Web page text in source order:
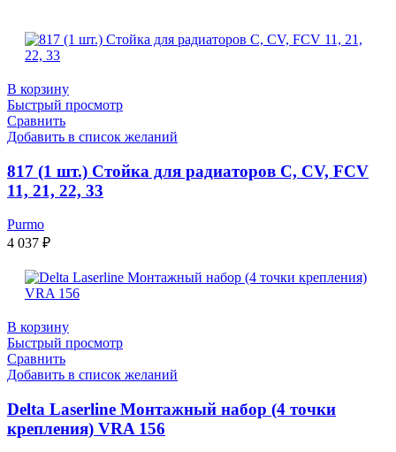
В корзину
Быстрый просмотр
Сравнить
Добавить в список желаний
817 (1 шт.) Стойка для радиаторов C, CV, FCV
11, 21, 22, 33
Purmo
4 037 ₽
В корзину
Быстрый просмотр
Сравнить
Добавить в список желаний
Delta Laserline Монтажный набор (4 точки
крепления) VRA 156